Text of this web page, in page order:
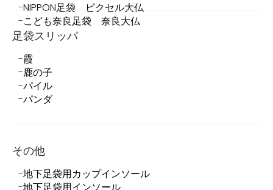
NIPPON足袋 ピクセル大仏
こども奈良足袋 奈良大仏
足袋スリッパ
霞
鹿の子
パイル
パンダ
その他
地下足袋用カップインソール
地下足袋用インソール